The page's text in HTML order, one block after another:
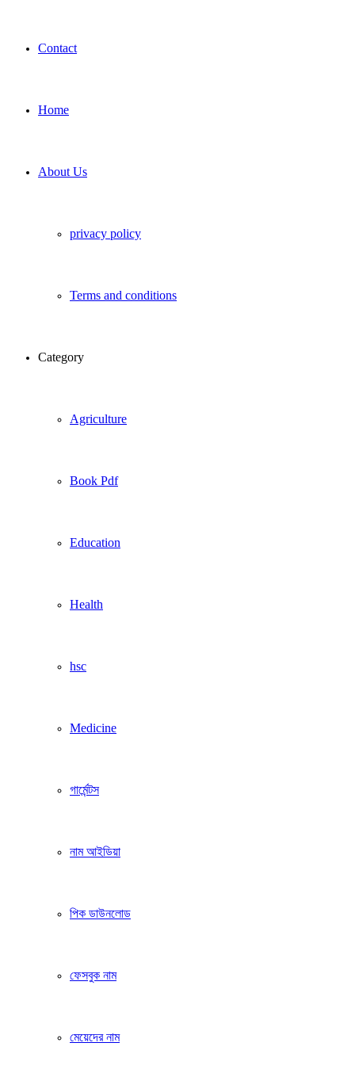
Contact
Home
About Us
privacy policy
Terms and conditions
Category
Agriculture
Book Pdf
Education
Health
hsc
Medicine
গার্মেন্টস
নাম আইডিয়া
পিক ডাউনলোড
ফেসবুক নাম
মেয়েদের নাম